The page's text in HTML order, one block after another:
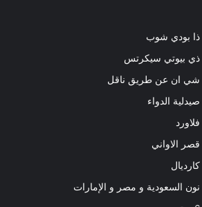
ذا بودي شوب
ذي بيوتي سيكرتس
شي ان عن طريق ناقل
الدواء
الاواني
نون السعودية و مصر و الإمارات